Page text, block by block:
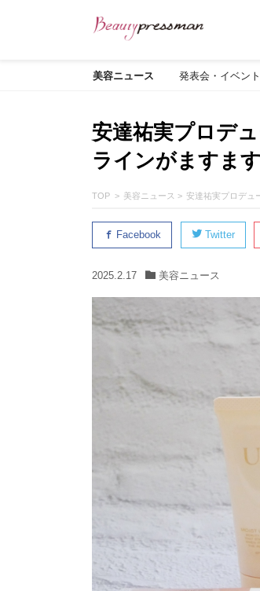
美容ニュース 発表会・イベン
安達祐実プロデ
ラインがますま
TOP 美容ニュース 安達祐実プロデュ
Facebook Twitter
2025.2.17 美容ニュース